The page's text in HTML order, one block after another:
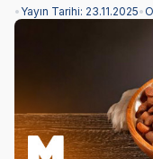
• Yayın Tarihi: 23.11.2025•